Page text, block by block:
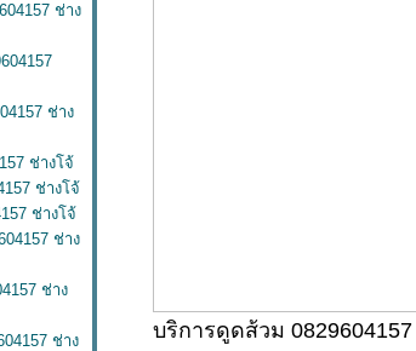
ช่าง
ช่าง
ช่างโจ้
ช่างโจ้
ช่างโจ้
ช่าง
ช่าง
ช่าง
บริการดูดส้วม